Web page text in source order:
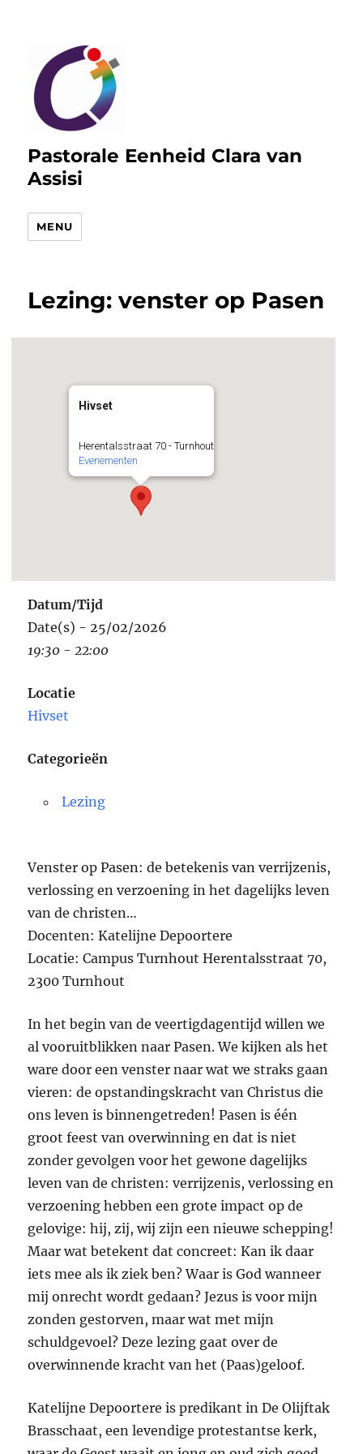
Pastorale Eenheid Clara van
Assisi
MENU
Lezing: venster op Pasen
Hivset
Herentalsstraat 70 - Turnhout
Evenementen
Datum/Tijd
Date(s) - 25/02/2026
19:30 - 22:00
Locatie
Hivset
Categorieën
Lezing
Venster op Pasen: de betekenis van verrijzenis,
verlossing en verzoening in het dagelijks leven
van de christen…
Docenten: Katelijne Depoortere
Locatie: Campus Turnhout Herentalsstraat 70,
2300 Turnhout
In het begin van de veertigdagentijd willen we
al vooruitblikken naar Pasen. We kijken als het
ware door een venster naar wat we straks gaan
vieren: de opstandingskracht van Christus die
ons leven is binnengetreden! Pasen is één
groot feest van overwinning en dat is niet
zonder gevolgen voor het gewone dagelijks
leven van de christen: verrijzenis, verlossing en
verzoening hebben een grote impact op de
gelovige: hij, zij, wij zijn een nieuwe schepping!
Maar wat betekent dat concreet: Kan ik daar
iets mee als ik ziek ben? Waar is God wanneer
mij onrecht wordt gedaan? Jezus is voor mijn
zonden gestorven, maar wat met mijn
schuldgevoel? Deze lezing gaat over de
overwinnende kracht van het (Paas)geloof.
Katelijne Depoortere is predikant in De Olijftak
Brasschaat, een levendige protestantse kerk,